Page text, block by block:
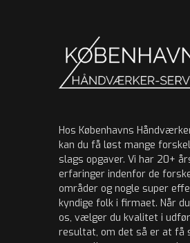
Hos Københavns
kan du få løst mange
slags opgaver. Vi har 20+
erfaringer indenfor de
områder og nogle super
kyndige folk i firmaet. Når
os, vælger du kvalitet i
resultat, om det så er at få